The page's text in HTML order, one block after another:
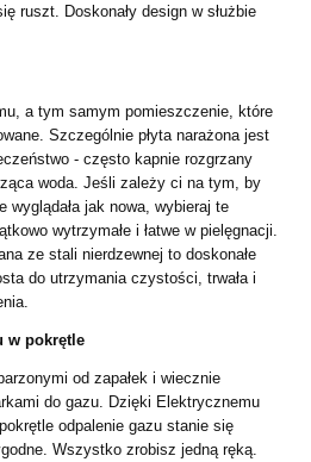
ruszt. Doskonały design w służbie
a tym samym pomieszczenie, które
Szczególnie płyta narażona jest
- często kapnie rozgrzany
woda. Jeśli zależy ci na tym, by
wyglądała jak nowa, wybieraj te
wytrzymałe i łatwe w pielęgnacji.
ze stali nierdzewnej to doskonałe
do utrzymania czystości, trwała i
w pokrętle
od zapałek i wiecznie
do gazu. Dzięki Elektrycznemu
odpalenie gazu stanie się
Wszystko zrobisz jedną ręką.